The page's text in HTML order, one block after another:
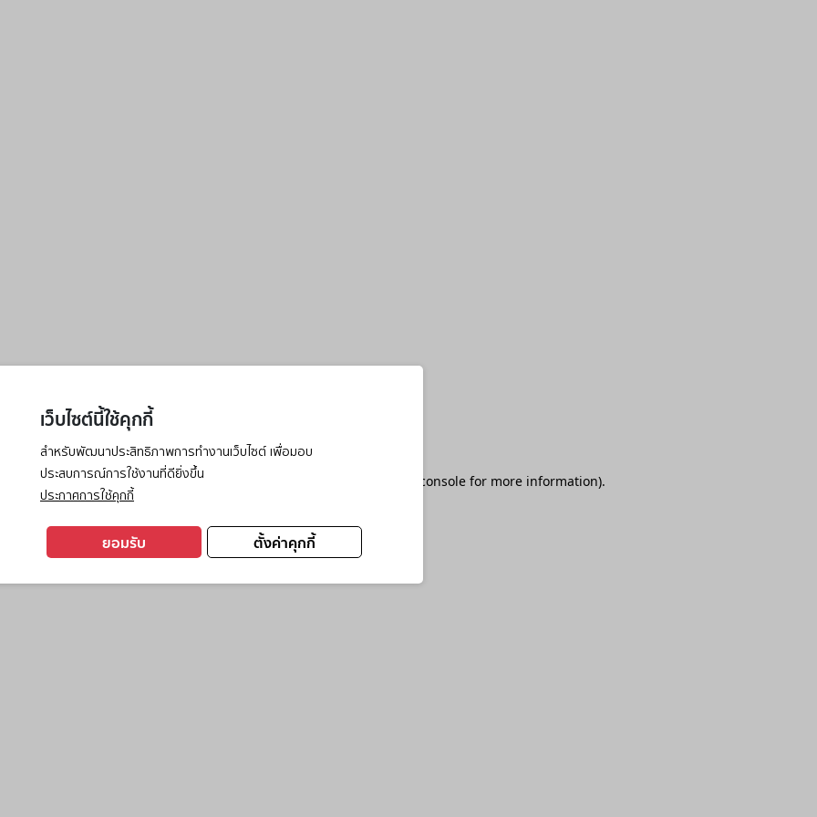
เว็บไซต์นี้ใช้คุกกี้
สำหรับพัฒนาประสิทธิภาพการทำงานเว็บไซต์ เพื่อมอบ
ประสบการณ์การใช้งานที่ดียิ่งขึ้น
ประกาศการใช้คุกกี้
ตั้งค่าคุกกี้
ยอมรับ
has occurred while loading browser console for more information).